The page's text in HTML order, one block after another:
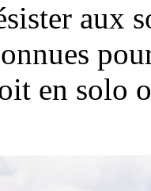
aux
en solo